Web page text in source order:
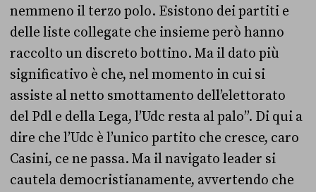
nemmeno il terzo polo. Esistono dei partiti e
delle liste collegate che insieme però hanno
raccolto un discreto bottino. Ma il dato più
significativo è che, nel momento in cui si
assiste al netto smottamento dell’elettorato
del Pdl e della Lega, l’Udc resta al palo”. Di qui a
dire che l’Udc è l’unico partito che cresce, caro
Casini, ce ne passa. Ma il navigato leader si
cautela democristianamente, avvertendo che